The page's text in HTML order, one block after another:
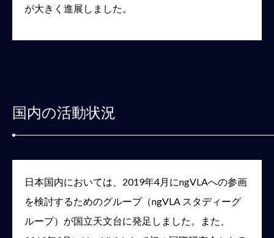
が大きく進展しました。
国内の活動状況
日本国内においては、2019年4月にngVLAへの参画
を検討するためのグループ（ngVLA スタディーグ
ループ）が国立天文台に発足しました。また、